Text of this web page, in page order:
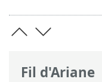
Fil d'Ariane